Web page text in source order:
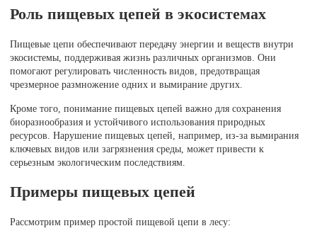
Роль пищевых цепей в экосистемах
Пищевые цепи обеспечивают передачу энергии и веществ внутри
экосистемы, поддерживая жизнь различных организмов. Они
помогают регулировать численность видов, предотвращая
чрезмерное размножение одних и вымирание других.
Кроме того, понимание пищевых цепей важно для сохранения
биоразнообразия и устойчивого использования природных
ресурсов. Нарушение пищевых цепей, например, из-за вымирания
ключевых видов или загрязнения среды, может привести к
серьезным экологическим последствиям.
Примеры пищевых цепей
Рассмотрим пример простой пищевой цепи в лесу: